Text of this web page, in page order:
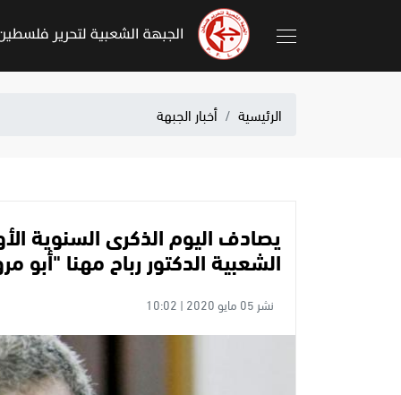
الرئيسية أخبار الجبهة
يصادف اليوم الذكرى السنوية
الشعبية الدكتور رباح مهنا "أبو
نشر 05 مايو 2020 | 10:02